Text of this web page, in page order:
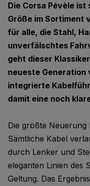
Die Corsa Pévèle
Größe im Sortiment
für alle, die Stahl,
unverfälschtes
geht dieser
neueste
integrierte
damit eine noch
Die größte Neuerung
Sämtliche Kabel
durch Lenker und
eleganten Linien des
Geltung. Das